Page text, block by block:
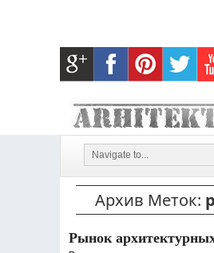
Архив Меток:
Рынок